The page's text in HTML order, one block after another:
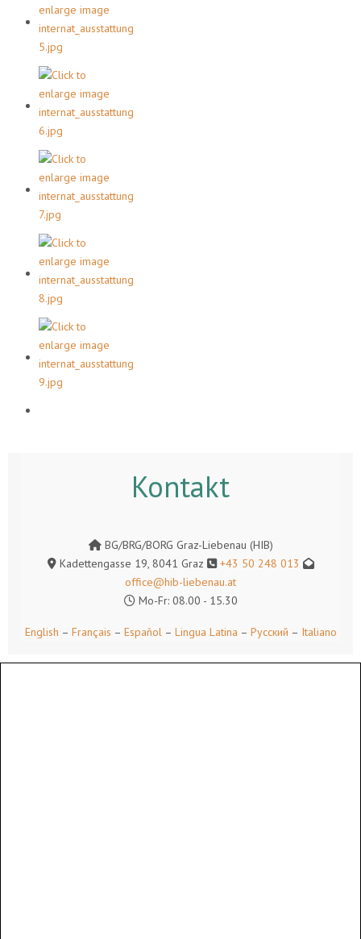
Kontakt
BG/BRG/BORG Graz-Liebenau (HIB)
Kadettengasse 19, 8041 Graz
+43 50 248 013
office@hib-liebenau.at
Mo-Fr: 08.00 - 15.30
English – Français – Español– Lingua Latina – Русский – Italiano